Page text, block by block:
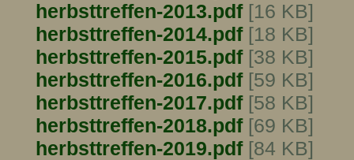
herbsttreffen-2013.pdf[16 KB]
herbsttreffen-2014.pdf[18 KB]
herbsttreffen-2015.pdf[38 KB]
herbsttreffen-2016.pdf[59 KB]
herbsttreffen-2017.pdf[58 KB]
herbsttreffen-2018.pdf[69 KB]
herbsttreffen-2019.pdf[84 KB]